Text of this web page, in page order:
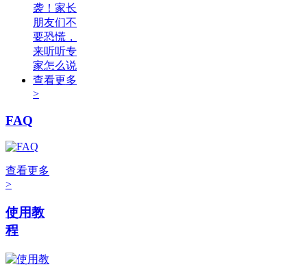
袭！家长
朋友们不
要恐慌，
来听听专
家怎么说
查看更多
>
FAQ
查看更多
>
使用教
程